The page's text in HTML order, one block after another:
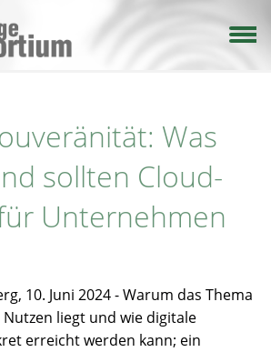
Was
sollten Cloud-
Unternehmen
10. Juni 2024 - Warum das Thema
liegt und wie digitale
erreicht werden kann; ein